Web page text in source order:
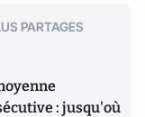
PARTAGES
: jusqu'où